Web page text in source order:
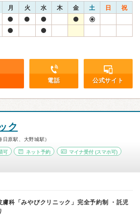
月 火 水 木 金 土 日 祝
電話 公式サイト
ク
原駅、大野城駅）
可 ネット予約 マイナ受付 (スマホ可)
科「みやびクリニック」完全予約制 ・託児